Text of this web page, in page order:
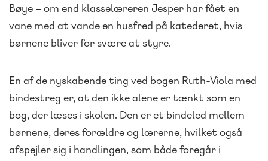
Bøye – om end klasselæreren Jesper har fået en
vane med at vande en husfred på katederet, hvis
børnene bliver for svære at styre.
En af de nyskabende ting ved bogen Ruth-Viola med
bindestreg er, at den ikke alene er tænkt som en
bog, der læses i skolen. Den er et bindeled mellem
børnene, deres forældre og lærerne, hvilket også
afspejler sig i handlingen, som både foregår i